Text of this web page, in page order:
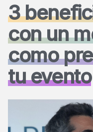
3
con un
como
tu evento